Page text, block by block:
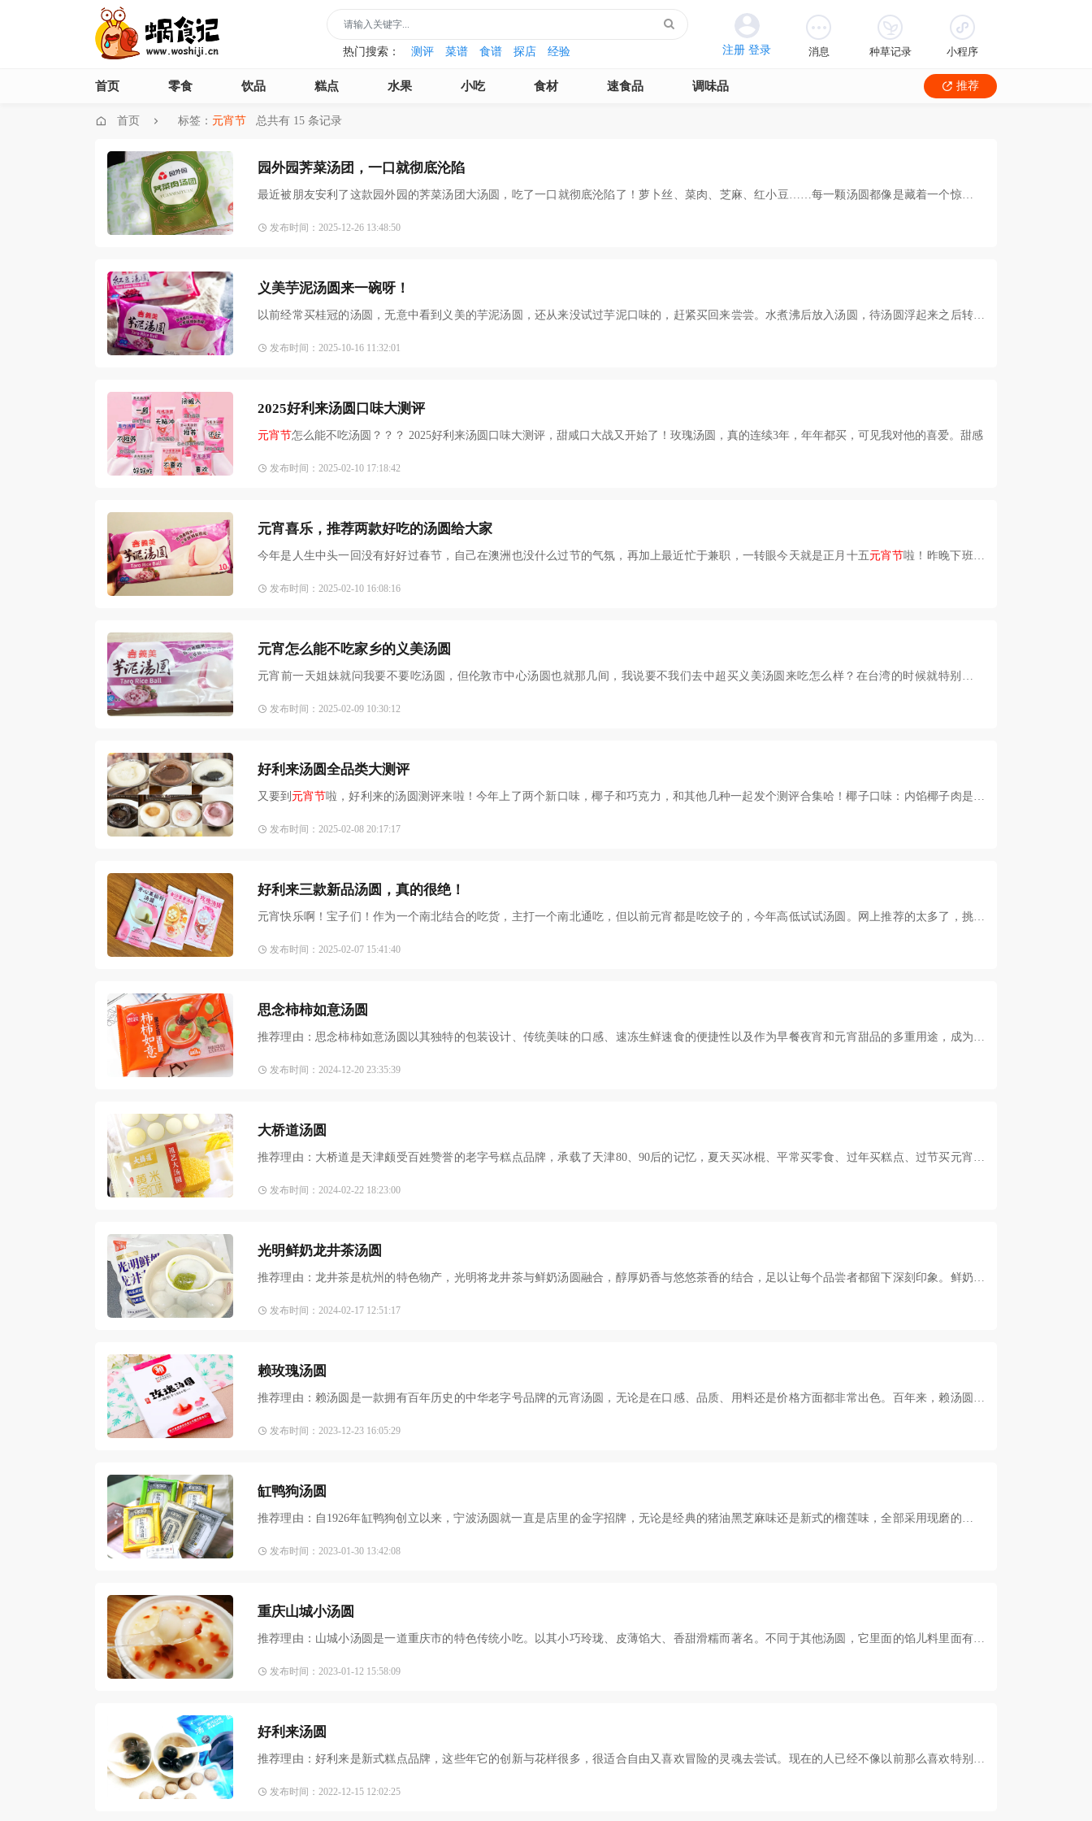
热门搜索： 测评 菜谱 食谱 探店 经验 消息 种草记录 小程序
首页 零食 饮品 糕点 水果 小吃 食材 速食品 调味品 推荐
首页 标签： 元宵节 总共有 15 条记录
园外园荠菜汤团，一口就彻底沦陷
最近被朋友安利了这款园外园的荠菜汤团大汤圆，吃了一口就彻底沦陷了！萝卜丝、菜肉、芝麻、红小豆……每一颗汤圆都像是藏着一个惊喜盲
发布时间：2025-12-26 13:48:50
义美芋泥汤圆来一碗呀！
以前经常买桂冠的汤圆，无意中看到义美的芋泥汤圆，还从来没试过芋泥口味的，赶紧买回来尝尝。水煮沸后放入汤圆，待汤圆浮起来之后转中
发布时间：2025-10-16 11:32:01
2025好利来汤圆口味大测评
元宵节怎么能不吃汤圆？？？ 2025好利来汤圆口味大测评，甜咸口大战又开始了！玫瑰汤圆，真的连续3年，年年都买，可见我对他的喜爱。甜感
发布时间：2025-02-10 17:18:42
元宵喜乐，推荐两款好吃的汤圆给大家
今年是人生中头一回没有好好过春节，自己在澳洲也没什么过节的气氛，再加上最近忙于兼职，一转眼今天就是正月十五元宵节啦！昨晚下班去
发布时间：2025-02-10 16:08:16
元宵怎么能不吃家乡的义美汤圆
元宵前一天姐妹就问我要不要吃汤圆，但伦敦市中心汤圆也就那几间，我说要不我们去中超买义美汤圆来吃怎么样？在台湾的时候就特别喜欢
发布时间：2025-02-09 10:30:12
好利来汤圆全品类大测评
又要到 元宵节啦，好利来的汤圆测评来啦！今年上了两个新口味，椰子和巧克力，和其他几种一起发个测评合集哈！椰子口味：内馅椰子肉是微
发布时间：2025-02-08 20:17:17
好利来三款新品汤圆，真的很绝！
元宵快乐啊！宝子们！作为一个南北结合的吃货，主打一个南北通吃，但以前元宵都是吃饺子的，今年高低试试汤圆。网上推荐的太多了，挑花
发布时间：2025-02-07 15:41:40
思念柿柿如意汤圆
推荐理由：思念柿柿如意汤圆以其独特的包装设计、传统美味的口感、速冻生鲜速食的便捷性以及作为早餐夜宵和元宵甜品的多重用途，成为了
发布时间：2024-12-20 23:35:39
大桥道汤圆
推荐理由：大桥道是天津颇受百姓赞誉的老字号糕点品牌，承载了天津80、90后的记忆，夏天买冰棍、平常买零食、过年买糕点、过节买元宵。
发布时间：2024-02-22 18:23:00
光明鲜奶龙井茶汤圆
推荐理由：龙井茶是杭州的特色物产，光明将龙井茶与鲜奶汤圆融合，醇厚奶香与悠悠茶香的结合，足以让每个品尝者都留下深刻印象。鲜奶龙
发布时间：2024-02-17 12:51:17
赖玫瑰汤圆
推荐理由：赖汤圆是一款拥有百年历史的中华老字号品牌的元宵汤圆，无论是在口感、品质、用料还是价格方面都非常出色。百年来，赖汤圆始
发布时间：2023-12-23 16:05:29
缸鸭狗汤圆
推荐理由：自1926年缸鸭狗创立以来，宁波汤圆就一直是店里的金字招牌，无论是经典的猪油黑芝麻味还是新式的榴莲味，全部采用现磨的水磨
发布时间：2023-01-30 13:42:08
重庆山城小汤圆
推荐理由：山城小汤圆是一道重庆市的特色传统小吃。以其小巧玲珑、皮薄馅大、香甜滑糯而著名。不同于其他汤圆，它里面的馅儿料里面有猪
发布时间：2023-01-12 15:58:09
好利来汤圆
推荐理由：好利来是新式糕点品牌，这些年它的创新与花样很多，很适合自由又喜欢冒险的灵魂去尝试。现在的人已经不像以前那么喜欢特别甜
发布时间：2022-12-15 12:02:25